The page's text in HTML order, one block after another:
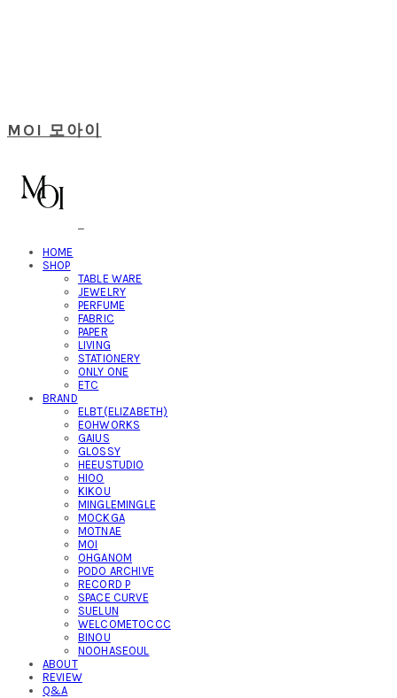
MOI 모아이
HOME
SHOP
TABLE WARE
JEWELRY
PERFUME
FABRIC
PAPER
LIVING
STATIONERY
ONLY ONE
ETC
BRAND
ELBT(ELIZABETH)
EOHWORKS
GAIUS
GLOSSY
HEEUSTUDIO
HIOO
KIKOU
MINGLEMINGLE
MOCKGA
MOTNAE
MOI
OHGANOM
PODO ARCHIVE
RECORD P
SPACE CURVE
SUELUN
WELCOMETOCCC
BINOU
NOOHASEOUL
ABOUT
REVIEW
Q&A